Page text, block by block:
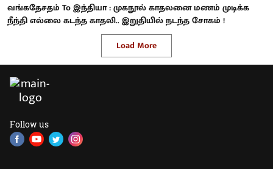
வங்கதேசதம் To இந்தியா : முகநூல் காதலனை மணம் முடிக்க
நீந்தி எல்லை கடந்த காதலி.. இறுதியில் நடந்த சோகம் !
Load More
Follow us